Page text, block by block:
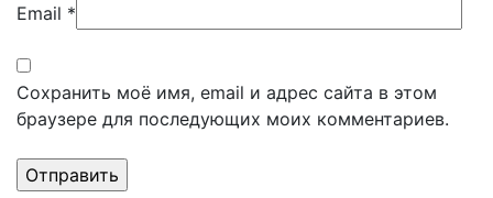
Email *
Сохранить моё имя, email и адрес сайта в этом
браузере для последующих моих комментариев.